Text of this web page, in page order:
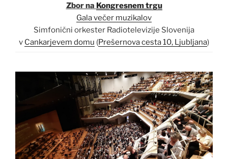
Zbor na Kongresnem trgu
Gala večer muzikalov
Simfonični orkester Radiotelevizije Slovenija
v Cankarjevem domu (Prešernova cesta 10, Ljubljana)